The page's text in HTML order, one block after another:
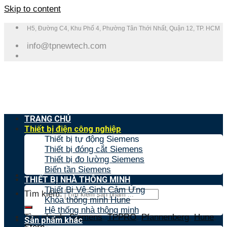
Skip to content
H5, Đường C4, Khu Phố 4, Phường Tân Thới Nhất, Quận 12, TP. HCM
info@tpnewtech.com
Tìm kiếm:
Tìm nhanh:Siemens,TPPRO,Pfannenberg,Hune,
TRANG CHỦ
Thiết bị điện công nghiệp
Thiết bị tự động Siemens
Thiết bị đóng cắt Siemens
Thiết bị đo lường Siemens
Biến tần Siemens
THIẾT BỊ NHÀ THÔNG MINH
Thiết Bị Vệ Sinh Cảm Ứng
Khóa thông minh Hune
Hệ thống nhà thông minh
Sản phẩm khác